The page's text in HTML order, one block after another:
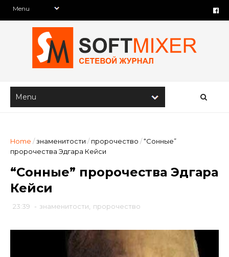
Home /знаменитости / пророчество /“Сонные”
пророчества Эдгара Кейси
“Сонные” пророчества Эдгара
Кейси
23:39 - знаменитости пророчество